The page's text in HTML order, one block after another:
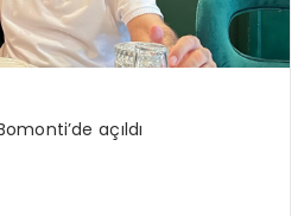
açıldı